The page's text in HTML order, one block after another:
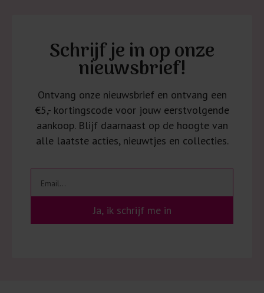
Schrijf je in op onze
nieuwsbrief!
Ontvang onze nieuwsbrief en ontvang een
€5,- kortingscode voor jouw eerstvolgende
aankoop. Blijf daarnaast op de hoogte van
alle laatste acties, nieuwtjes en collecties.
Ja, ik schrijf me in